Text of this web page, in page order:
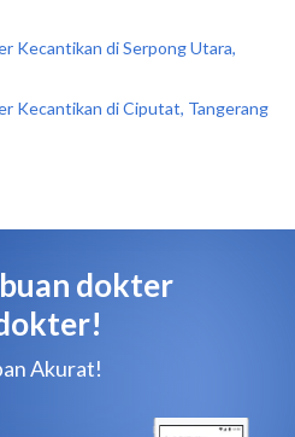
Kecantikan di Serpong Utara,
Kecantikan di Ciputat, Tangerang